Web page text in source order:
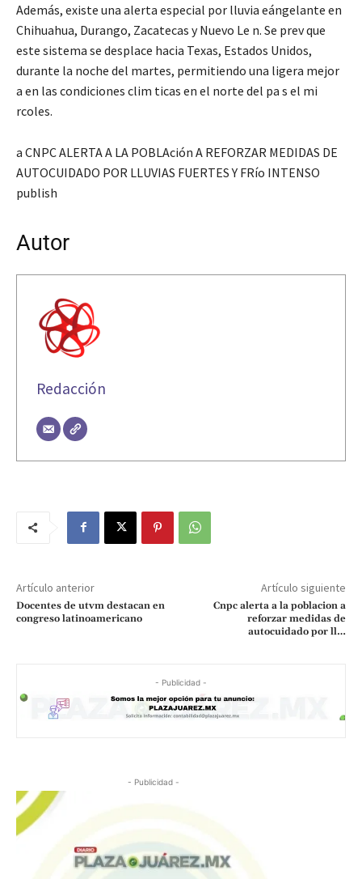
Además, existe una alerta especial por lluvia eángelante en
Chihuahua, Durango, Zacatecas y Nuevo Le n. Se prev que
este sistema se desplace hacia Texas, Estados Unidos,
durante la noche del martes, permitiendo una ligera mejor
a en las condiciones clim ticas en el norte del pa s el mi
rcoles.
a CNPC ALERTA A LA POBLAción A REFORZAR MEDIDAS DE
AUTOCUIDADO POR LLUVIAS FUERTES Y FRío INTENSO
publish
Autor
Redacción
Artículo anterior
Docentes de utvm destacan en
congreso latinoamericano
Artículo siguiente
Cnpc alerta a la poblacion a
reforzar medidas de
autocuidado por ll…
- Publicidad -
- Publicidad -